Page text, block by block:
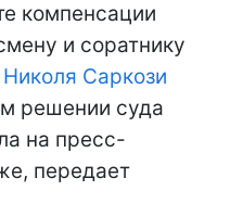
компенсации
и соратнику
Николя Саркози
решении суда
на пресс-
передает